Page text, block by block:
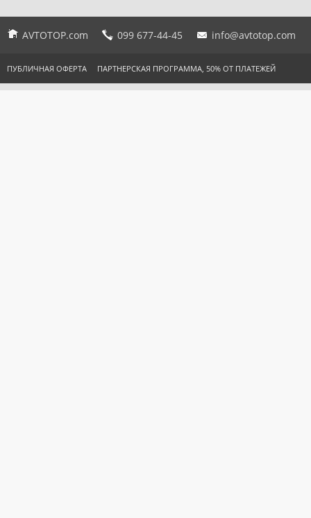
AVTOTOP.com 099 677-44-45 info@avtotop.com
ПУБЛИЧНАЯ ОФЕРТА ПАРТНЕРСКАЯ ПРОГРАММА, 50% ОТ ПЛАТЕЖЕЙ